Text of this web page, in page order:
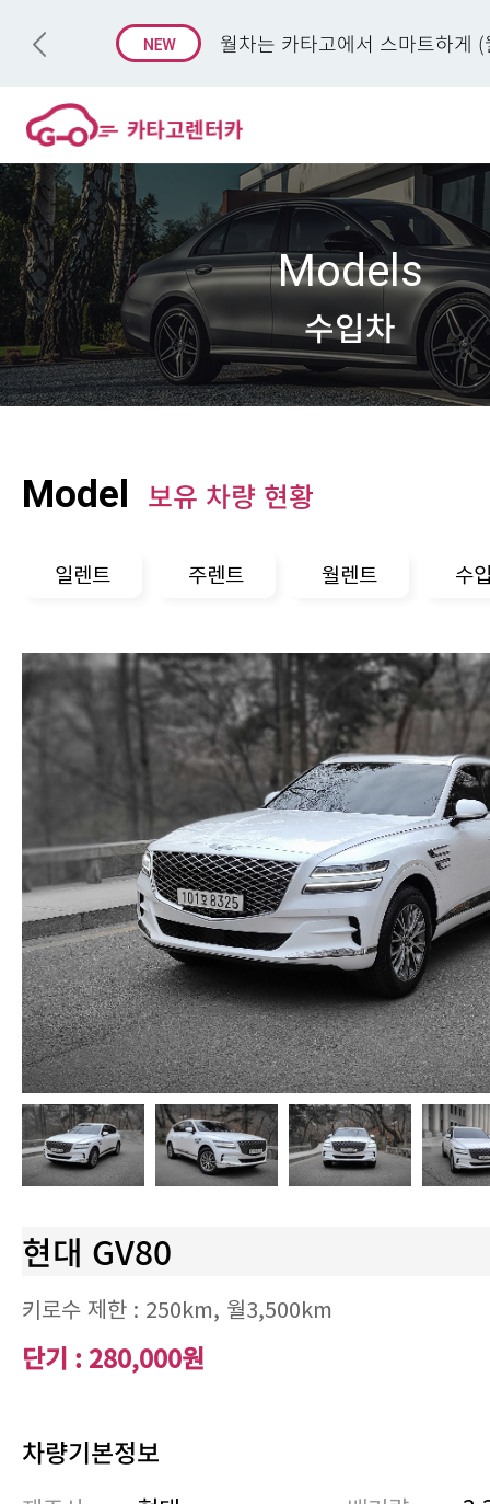
월차는 카타고에서 스마트하게
Models
수입차
Model 보유 차량 현황
일렌트 주렌트 월렌트 수
현대 GV80
키로수 제한 : 250km, 월3,500km
단기 : 280,000원
차량기본정보